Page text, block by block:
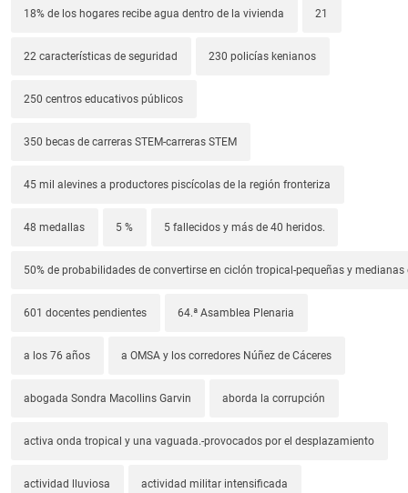
18% de los hogares recibe agua dentro de la vivienda 21
22 características de seguridad 230 policías kenianos
250 centros educativos públicos
350 becas de carreras STEM-carreras STEM
45 mil alevines a productores piscícolas de la región fronteriza
48 medallas 5 % 5 fallecidos y más de 40 heridos.
50% de probabilidades de convertirse en ciclón tropical-pequeñas y
601 docentes pendientes 64.ª Asamblea Plenaria
a los 76 años a OMSA y los corredores Núñez de Cáceres
abogada Sondra Macollins Garvin aborda la corrupción
activa onda tropical y una vaguada.-provocados por el desplazamiento
actividad lluviosa actividad militar intensificada